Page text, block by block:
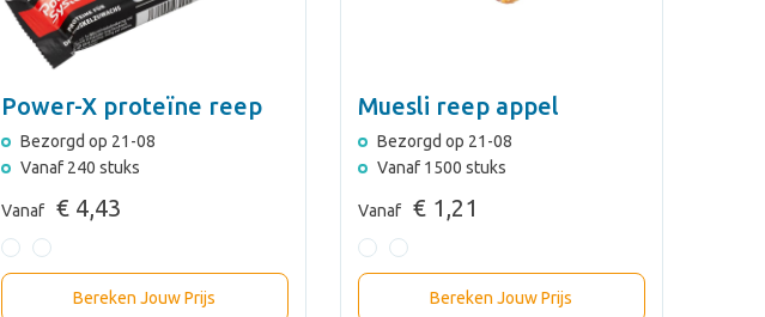
Power-X proteïne reep
Bezorgd op 21-08
Vanaf 240 stuks
Vanaf € 4,43
Bereken Jouw Prijs
Muesli reep appel
Bezorgd op 21-08
Vanaf 1500 stuks
Vanaf € 1,21
Bereken Jouw Prijs